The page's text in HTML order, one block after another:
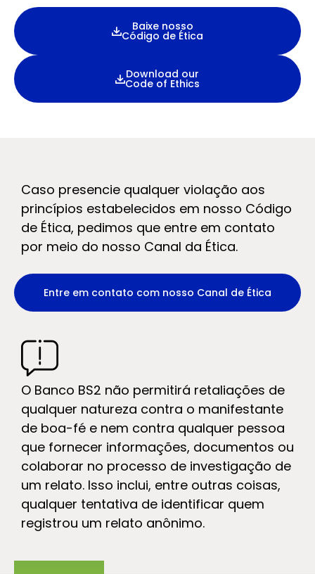
Baixe nosso
Código de Ética
Download our
Code of Ethics
Caso presencie qualquer violação aos
princípios estabelecidos em nosso Código
de Ética, pedimos que entre em contato
por meio do nosso Canal da Ética.
Entre em contato com nosso Canal de Ética
O Banco BS2 não permitirá retaliações de
qualquer natureza contra o manifestante
de boa-fé e nem contra qualquer pessoa
que fornecer informações, documentos ou
colaborar no processo de investigação de
um relato. Isso inclui, entre outras coisas,
qualquer tentativa de identificar quem
registrou um relato anônimo.